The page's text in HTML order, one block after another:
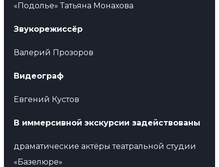
«Подолье» Татьяна Монахова
Звукорежиссёр
Валерий Прозоров
Видеограф
Евгений Кустов
В иммерсивной экскурсии задействованы
драматические актёрытеатральной студии
«Базелюре»